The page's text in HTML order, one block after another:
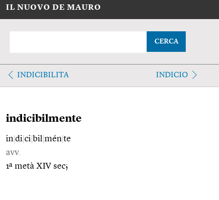
IL NUOVO DE MAURO
CERCA
INDICIBILITA INDICIO
indicibilmente
in di ci bil mén te
avv.
1ª metà XIV sec;